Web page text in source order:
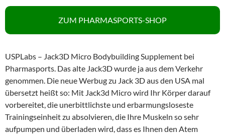
ZUM PHARMASPORTS-SHOP
USPLabs – Jack3D Micro Bodybuilding Supplement bei
Pharmasports. Das alte Jack3D wurde ja aus dem Verkehr
genommen. Die neue Werbug zu Jack 3D aus den USA mal
übersetzt heißt so: Mit Jack3d Micro wird Ihr Körper darauf
vorbereitet, die unerbittlichste und erbarmungsloseste
Trainingseinheit zu absolvieren, die Ihre Muskeln so sehr
aufpumpen und überladen wird, dass es Ihnen den Atem